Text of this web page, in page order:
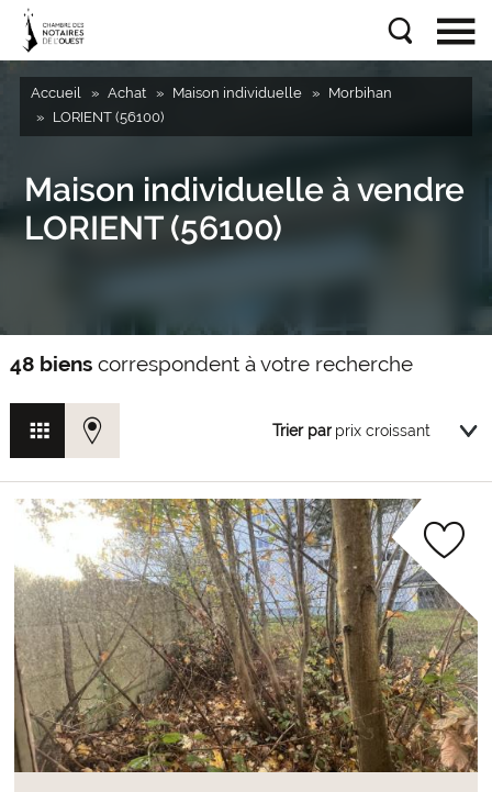
Accueil Achat Maison individuelle
Morbihan
LORIENT (56100)
Maison individuelle à vendre
LORIENT (56100)
48 bienscorrespondent à votre recherche
Trier par